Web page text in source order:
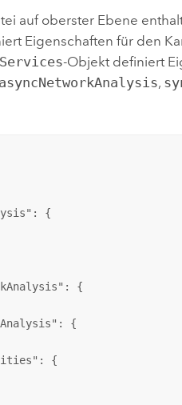
auf oberster Ebene
Eigenschaften für den
-Objekt definiert
asyncNetworkAnalysis,
": {
": {
": {
": {